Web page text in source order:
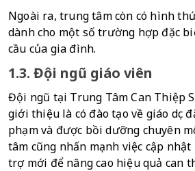
Ngoài ra, trung tâm còn có hình
dành cho một số trường hợp đặc
cầu của gia đình.
1.3. Đội ngũ giáo viên
Đội ngũ tại Trung Tâm Can Thiệp
giới thiệu là có đào tạo về giáo dục
phạm và được bồi dưỡng chuyên
tâm cũng nhấn mạnh việc cập
trợ mới để nâng cao hiệu quả can